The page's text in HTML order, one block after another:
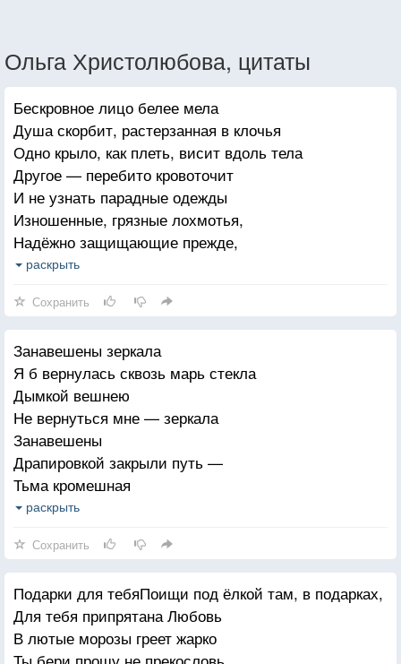
Ольга Христолюбова, цитаты
Бескровное лицо белее мела
Душа скорбит, растерзанная в клочья
Одно крыло, как плеть, висит вдоль тела
Другое — перебито кровоточит
И не узнать парадные одежды
Изношенные, грязные лохмотья,
Надёжно защищающие прежде,
Не закрывают измождённой плоти
Полопались кровавые мозоли
Давно лимит закончился на слёзы
Печальный взор чуть помутнел от соли
Израненный, осмеянный, опальный
Он умирал но шёл вперёд упрямый
Не нужный никому последний ангел
Непонятый закиданный камнями
раскрыть
Сохранить
Занавешены зеркала
Я б вернулась сквозь марь стекла
Дымкой вешнею
Не вернуться мне — зеркала
Занавешены
Драпировкой закрыли путь —
Тьма кромешная
Пропустите же кто-нибудь,
Усадите меня за стол,
Душу грешную
Тост, который уже пошёл?
В ритме бешенном
С вами выпью за упокой
раскрыть
Сохранить
Подарки для тебяПоищи под ёлкой там, в подарках,
Для тебя припрятана Любовь
В лютые морозы греет жарко